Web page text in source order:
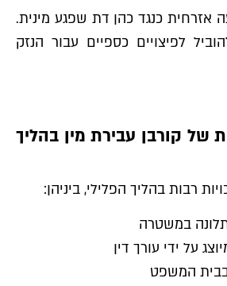
אזרחית כנגד כהן דת שפגע מינית.
לפיצויים כספיים עבור הנזק
של קורבן עבירת מין בהליך
רבות בהליך הפלילי, ביניהן:
במשטרה
על ידי עורך דין
המשפט